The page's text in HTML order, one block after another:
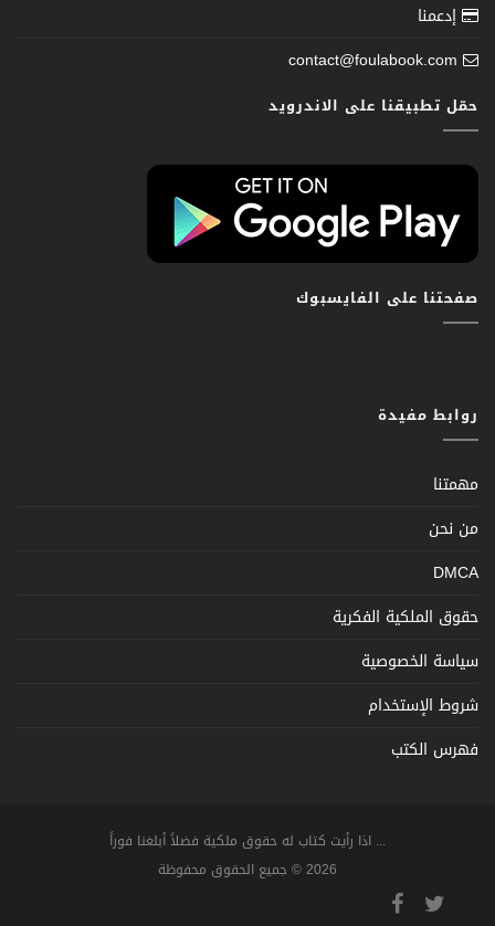
إدعمنا
contact@foulabook.com
حمّل تطبيقنا على الاندرويد
صفحتنا على الفايسبوك
روابط مفيدة
مهمتنا
من نحن
DMCA
حقوق الملكية الفكرية
سياسة الخصوصية
شروط الإستخدام
فهرس الكتب
... اذا رأيت كتاب له حقوق ملكية فضلاً أبلغنا فوراً
2026 © جميع الحقوق محفوظة